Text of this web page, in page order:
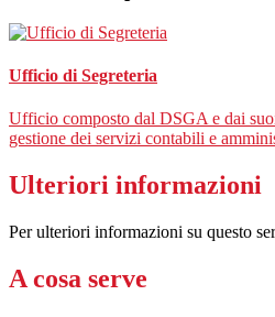
Ufficio di Segreteria
Ufficio composto dal DSGA e dai
gestione dei servizi contabili e
Ulteriori informazioni
Per ulteriori informazioni su questo
A cosa serve